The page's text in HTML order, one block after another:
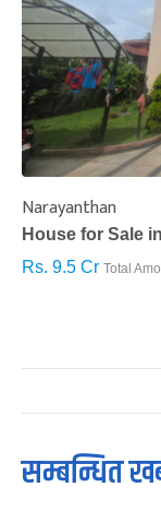
Narayanthan
House for Sale
Rs. 9.5 Cr Total
सम्बन्धित